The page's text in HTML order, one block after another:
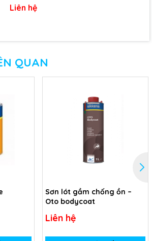
Liên hệ
QUAN
Sơn lót gầm chống ồn –
Oto bodycoat
Liên hệ